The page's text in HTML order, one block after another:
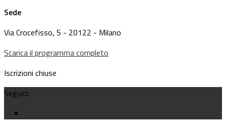
Sede
Via Crocefisso, 5 - 20122 - Milano
Scarica il programma completo
Iscrizioni chiuse
Seguici: